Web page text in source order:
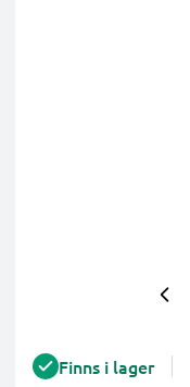
Finns i lager